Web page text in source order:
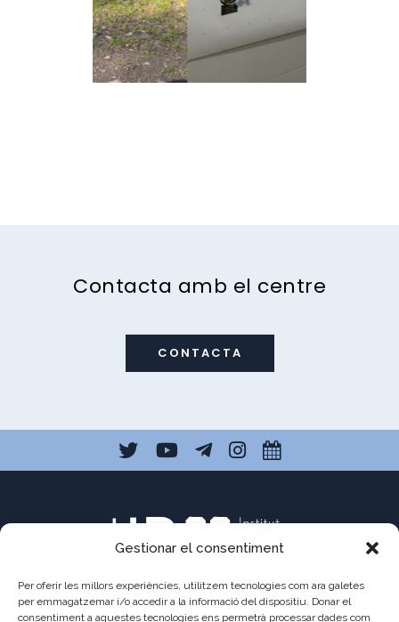
Gestionar el consentiment
Per oferir les millors experiències, utilitzem tecnologies com ara galetes
per emmagatzemar i/o accedir a la informació del dispositiu. Donar el
consentiment a aquestes tecnologies ens permetrà processar dades com
Contacta amb el centre
CONTACTA